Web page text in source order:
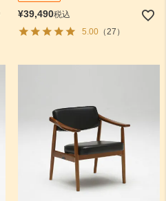
¥39,490税込
5.00（27）